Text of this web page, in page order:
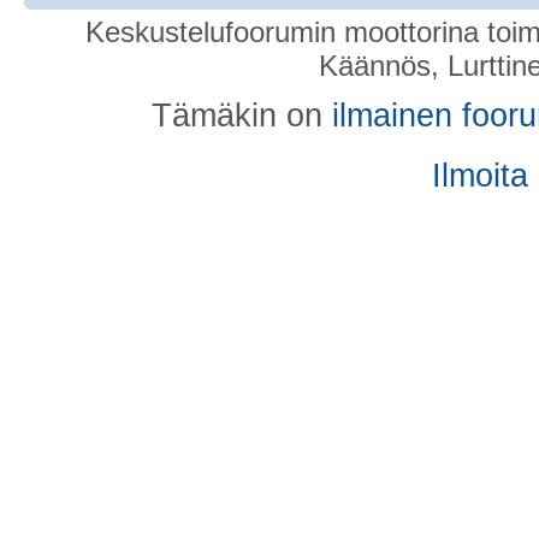
Keskustelufoorumin moottorina
Käännös,
Tämäkin on ilmainen